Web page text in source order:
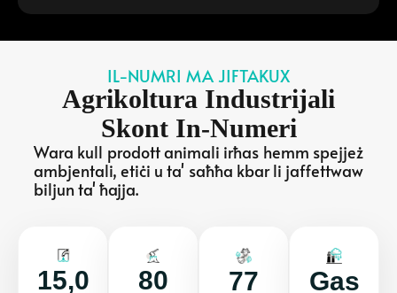
IL-NUMRI MA JIFTAKUX
Agrikoltura Industrijali
Skont In-Numeri
Wara kull prodott animali irħas hemm spejjeż
ambjentali, etiċi u ta' saħħa kbar li jaffettwaw
biljun ta' ħajja.
15,0
80
77
Gas